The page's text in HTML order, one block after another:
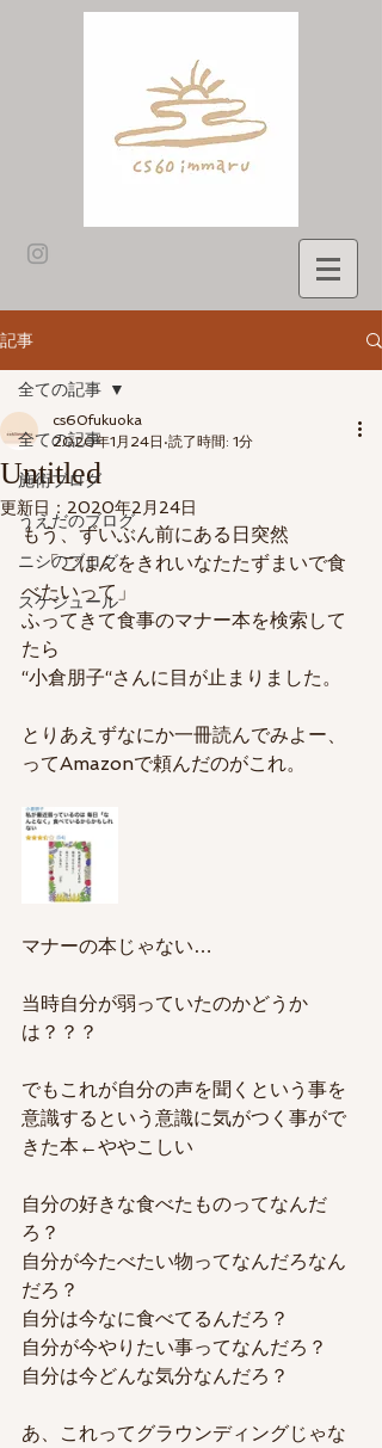
記事
全ての記事
施術ブログ
うえだのブログ
ニシのブログ
スケジュール
全ての記事
Untitled
cs60fukuoka
2020年1月24日 読了時間: 1分
更新日： 2020年2月24日
もう、ずいぶん前にある日突然
「ごはんをきれいなたたずまいで食
べたいって」
ふってきて食事のマナー本を検索して
たら
“小倉朋子“さんに目が止まりました。
とりあえずなにか一冊読んでみよー、
ってAmazonで頼んだのがこれ。
マナーの本じゃない…
当時自分が弱っていたのかどうか
は？？？
でもこれが自分の声を聞くという事を
意識するという意識に気がつく事がで
きた本←ややこしい
自分の好きな食べたものってなんだ
ろ？
自分が今たべたい物ってなんだろなん
だろ？
自分は今なに食べてるんだろ？
自分が今やりたい事ってなんだろ？
自分は今どんな気分なんだろ？
あ、これってグラウンディングじゃな